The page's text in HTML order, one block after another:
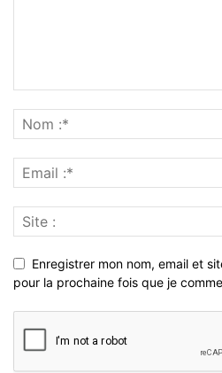
Enregistrer mon nom, email et
pour la prochaine fois que je